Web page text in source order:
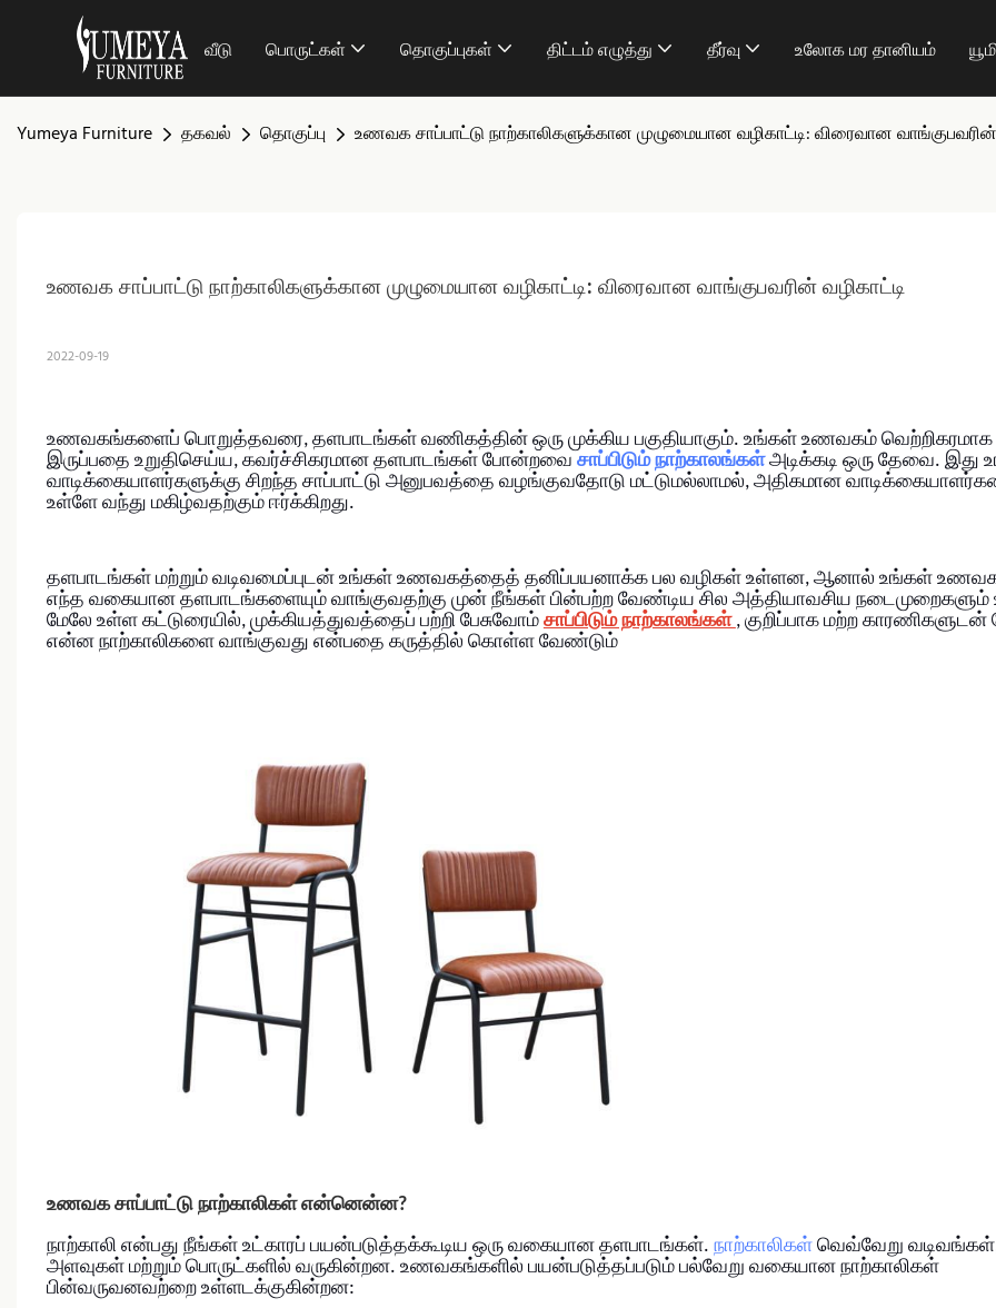
வீடு பொருட்கள் தொகுப்புகள் திட்டம் எழுத்து தீர்வு உலோக மர தானியம்
Yumeya Furniture தகவல் தொகுப்பு உணவக சாப்பாட்டு நாற்காலிகளுக்கான முழுமையான வழிகாட்டி: விரைவான வாங்குபவரின்
உணவக சாப்பாட்டு நாற்காலிகளுக்கான முழுமையான வழிகாட்டி: விரைவான வாங்குபவரின் வழிகாட்டி
2022-09-19
உணவகங்களைப் பொறுத்தவரை, தளபாடங்கள் வணிகத்தின் ஒரு முக்கிய பகுதியாகும். உங்கள் உணவகம் வெற்றிகரமாக
இருப்பதை உறுதிசெய்ய, கவர்ச்சிகரமான தளபாடங்கள் போன்றவை சாப்பிடும் நாற்காலங்கள்அடிக்கடி ஒரு தேவை. இது
வாடிக்கையாளர்களுக்கு சிறந்த சாப்பாட்டு அனுபவத்தை வழங்குவதோடு மட்டுமல்லாமல், அதிகமான
உள்ளே வந்து மகிழ்வதற்கும் ஈர்க்கிறது.
தளபாடங்கள் மற்றும் வடிவமைப்புடன் உங்கள் உணவகத்தைத் தனிப்பயனாக்க பல வழிகள் உள்ளன, ஆனால் உங்கள்
எந்த வகையான தளபாடங்களையும் வாங்குவதற்கு முன் நீங்கள் பின்பற்ற வேண்டிய சில அத்தியாவசிய
மேலே உள்ள கட்டுரையில், முக்கியத்துவத்தைப் பற்றி பேசுவோம் சாப்பிடும் நாற்காலங்கள் , குறிப்பாக மற்ற காரணிகளுடன்
என்ன நாற்காலிகளை வாங்குவது என்பதை கருத்தில் கொள்ள வேண்டும்
உணவக சாப்பாட்டு நாற்காலிகள் என்னென்ன?
நாற்காலி என்பது நீங்கள் உட்காரப் பயன்படுத்தக்கூடிய ஒரு வகையான தளபாடங்கள். நாற்காலிகள்வெவ்வேறு
அளவுகள் மற்றும் பொருட்களில் வருகின்றன. உணவகங்களில் பயன்படுத்தப்படும் பல்வேறு வகையான நாற்காலிகள்
பின்வருவனவற்றை உள்ளடக்குகின்றன: